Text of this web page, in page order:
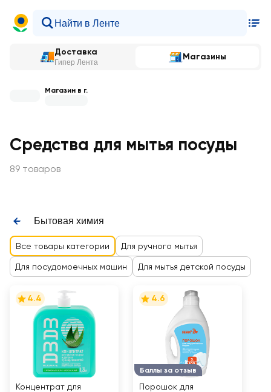
Доставка
Гипер Лента
Магазины
Магазин в г.
Средства для мытья посуды
89 товаров
Бытовая химия
Все товары категории Для ручного мытья
Для посудомоечных машин Для мытья детской посуды
4.4
Концентрат для
Баллы за отзыв
4.6
Порошок для